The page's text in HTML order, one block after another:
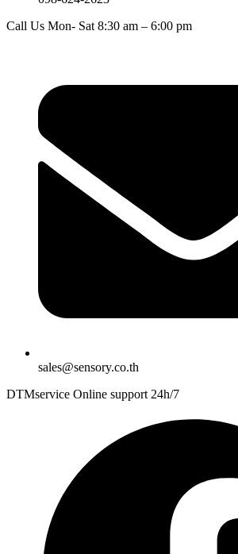
Call Us Mon- Sat 8:30 am – 6:00 pm
sales@sensory.co.th
DTMservice Online support 24h/7